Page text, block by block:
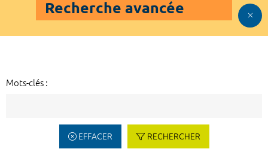
Recherche avancée
Mots-clés :
EFFACER RECHERCHER